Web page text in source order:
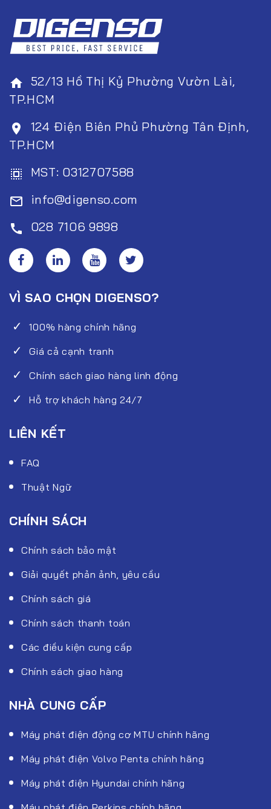
home 52/13 Hồ Thị Kỷ Phường Vườn Lài,
TP.HCM
room
124 Điện Biên Phủ Phường Tân Định,
TP.HCM
select_all MST: 0312707588
mail_outline info@digenso.com
call 028 7106 9898
VÌ SAO CHỌN DIGENSO?
100% hàng chính hãng
Giá cả cạnh tranh
Chính sách giao hàng linh động
Hỗ trợ khách hàng 24/7
LIÊN KẾT
FAQ
Thuật Ngữ
CHÍNH SÁCH
Chính sách bảo mật
Giải quyết phản ảnh, yêu cầu
Chính sách giá
Chính sách thanh toán
Các điều kiện cung cấp
Chính sách giao hàng
NHÀ CUNG CẤP
Máy phát điện động cơ MTU chính hãng
Máy phát điện Volvo Penta chính hãng
Máy phát điện Hyundai chính hãng